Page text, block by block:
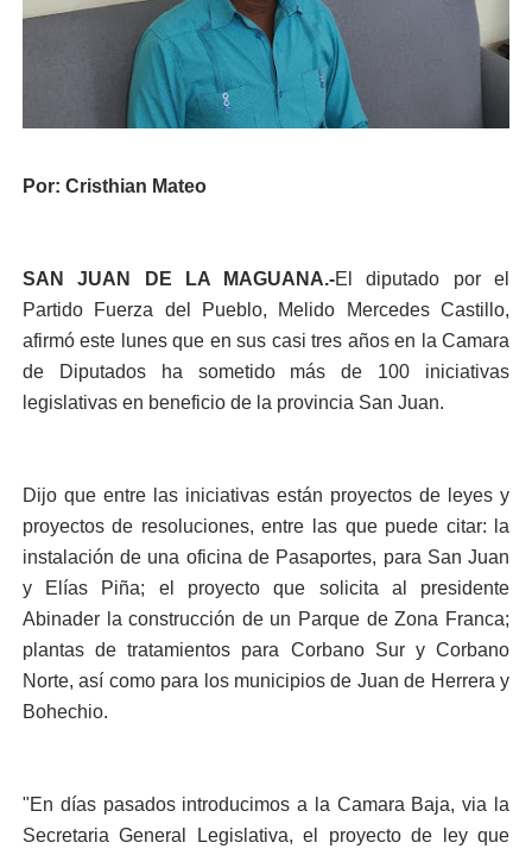
Por: Cristhian Mateo
SAN JUAN DE LA MAGUANA.-El diputado por el
Partido Fuerza del Pueblo, Melido Mercedes Castillo,
afirmó este lunes que en sus casi tres años en la Camara
de Diputados ha sometido más de 100 iniciativas
legislativas en beneficio de la provincia San Juan.
Dijo que entre las iniciativas están proyectos de leyes y
proyectos de resoluciones, entre las que puede citar: la
instalación de una oficina de Pasaportes, para San Juan
y Elías Piña; el proyecto que solicita al presidente
Abinader la construcción de un Parque de Zona Franca;
plantas de tratamientos para Corbano Sur y Corbano
Norte, así como para los municipios de Juan de Herrera y
Bohechio.
"En días pasados introducimos a la Camara Baja, via la
Secretaria General Legislativa, el proyecto de ley que